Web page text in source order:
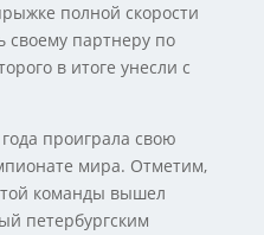
полной скорости
своему партнеру по
в итоге унесли с
проиграла свою
мира. Отметим,
команды вышел
петербургским